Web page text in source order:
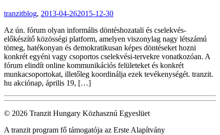
tranzitblog, 2013-04-262015-12-30
Az ún. fórum olyan informális döntéshozatali és cselekvés-
előkészítő közösségi platform, amelyen viszonylag nagy létszámú
tömeg, hatékonyan és demokratikusan képes döntéseket hozni
konkrét egyéni vagy csoportos cselekvési-tervekre vonatkozóan. A
fórum elindít online kommunikációs felületeket és konkrét
munkacsoportokat, illetőleg koordinálja ezek tevékenységét. tranzit.
hu akciónap, április 19, […]
© 2026 Tranzit Hungary Közhasznú Egyeslüet
A tranzit program fő támogatója az Erste Alapítvány